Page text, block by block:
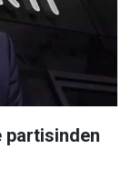
partisinden